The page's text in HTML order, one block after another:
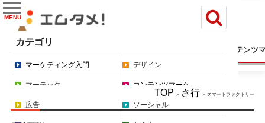
コンテンツ
MENU
カテゴリ
マーケティング入門 デザイン
マーテック コンテンツマーケ
広告 ソーシャル
TOP ＞ さ行 ＞ スマートファクトリー